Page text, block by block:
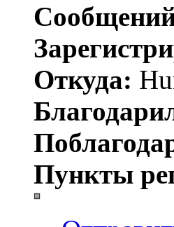
Откуда:
Пункты